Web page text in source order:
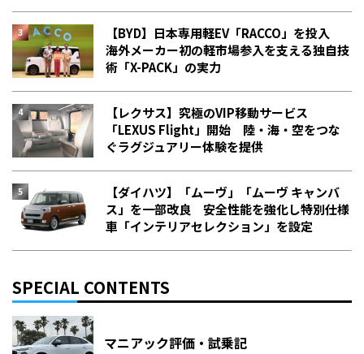
【BYD】日本専用軽EV「RACCO」を投入
海外メーカー初の軽市場参入を支える独自技
術「X-PACK」の実力
【レクサス】究極のVIP移動サービス
「LEXUS Flight」開始 陸・海・空をつな
ぐラグジュアリー体験を提供
【ダイハツ】「ムーヴ」「ムーヴ キャンバ
ス」を一部改良 安全性能を強化し特別仕様
車「インテリアセレクション」を設定
SPECIAL CONTENTS
マニアック評価・試乗記